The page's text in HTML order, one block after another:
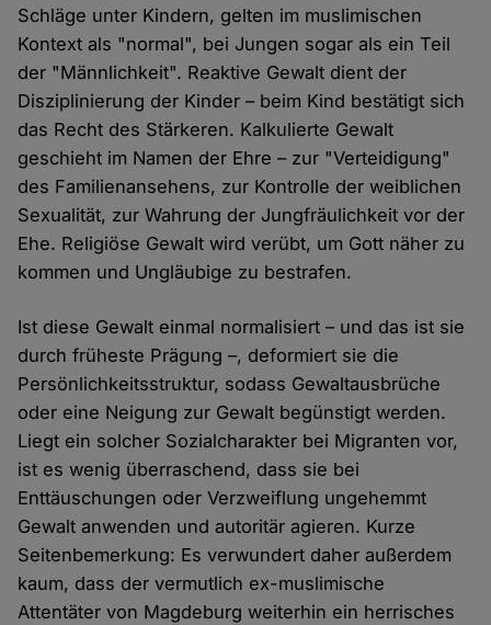
Schläge unter Kindern, gelten im muslimischen
Kontext als "normal", bei Jungen sogar als ein Teil
der "Männlichkeit". Reaktive Gewalt dient der
Disziplinierung der Kinder – beim Kind bestätigt sich
das Recht des Stärkeren. Kalkulierte Gewalt
geschieht im Namen der Ehre – zur "Verteidigung"
des Familienansehens, zur Kontrolle der weiblichen
Sexualität, zur Wahrung der Jungfräulichkeit vor der
Ehe. Religiöse Gewalt wird verübt, um Gott näher zu
kommen und Ungläubige zu bestrafen.
Ist diese Gewalt einmal normalisiert – und das ist sie
durch früheste Prägung –, deformiert sie die
Persönlichkeitsstruktur, sodass Gewaltausbrüche
oder eine Neigung zur Gewalt begünstigt werden.
Liegt ein solcher Sozialcharakter bei Migranten vor,
ist es wenig überraschend, dass sie bei
Enttäuschungen oder Verzweiflung ungehemmt
Gewalt anwenden und autoritär agieren. Kurze
Seitenbemerkung: Es verwundert daher außerdem
kaum, dass der vermutlich ex-muslimische
Attentäter von Magdeburg weiterhin ein herrisches